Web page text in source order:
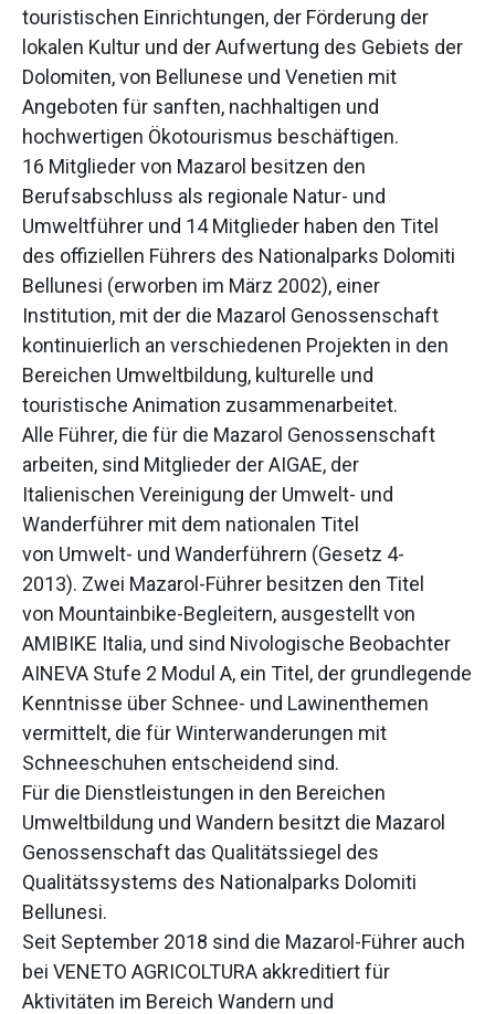
touristischen Einrichtungen, der Förderung der
lokalen Kultur und der Aufwertung des Gebiets der
Dolomiten, von Bellunese und Venetien mit
Angeboten für sanften, nachhaltigen und
hochwertigen Ökotourismus beschäftigen.
16 Mitglieder von Mazarol besitzen den
Berufsabschluss als regionale Natur- und
Umweltführer und 14 Mitglieder haben den Titel
des offiziellen Führers des Nationalparks Dolomiti
Bellunesi (erworben im März 2002), einer
Institution, mit der die Mazarol Genossenschaft
kontinuierlich an verschiedenen Projekten in den
Bereichen Umweltbildung, kulturelle und
touristische Animation zusammenarbeitet.
Alle Führer, die für die Mazarol Genossenschaft
arbeiten, sind Mitglieder der AIGAE, der
Italienischen Vereinigung der Umwelt- und
Wanderführer mit dem nationalen Titel
von Umwelt- und Wanderführern (Gesetz 4-
2013). Zwei Mazarol-Führer besitzen den Titel
von Mountainbike-Begleitern, ausgestellt von
AMIBIKE Italia, und sind Nivologische Beobachter
AINEVA Stufe 2 Modul A, ein Titel, der grundlegende
Kenntnisse über Schnee- und Lawinenthemen
vermittelt, die für Winterwanderungen mit
Schneeschuhen entscheidend sind.
Für die Dienstleistungen in den Bereichen
Umweltbildung und Wandern besitzt die Mazarol
Genossenschaft das Qualitätssiegel des
Qualitätssystems des Nationalparks Dolomiti
Bellunesi.
Seit September 2018 sind die Mazarol-Führer auch
bei VENETO AGRICOLTURA akkreditiert für
Aktivitäten im Bereich Wandern und